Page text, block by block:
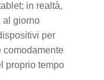
in realtà,
al giorno
per
comodamente
proprio tempo